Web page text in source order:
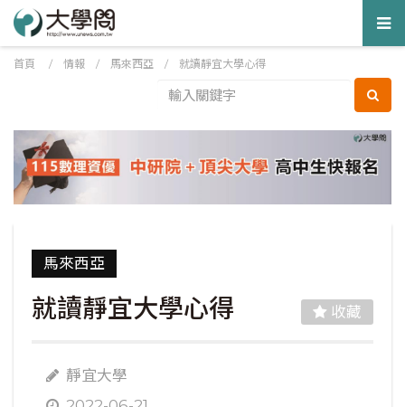
首頁 / 情報 / 馬來西亞 / 就讀靜宜大學心得
馬來西亞
就讀靜宜大學心得 收藏
靜宜大學